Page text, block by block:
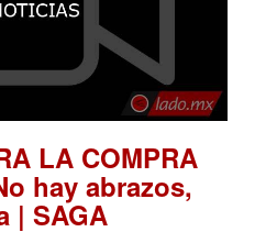
LA COMPRA
hay abrazos,
| SAGA